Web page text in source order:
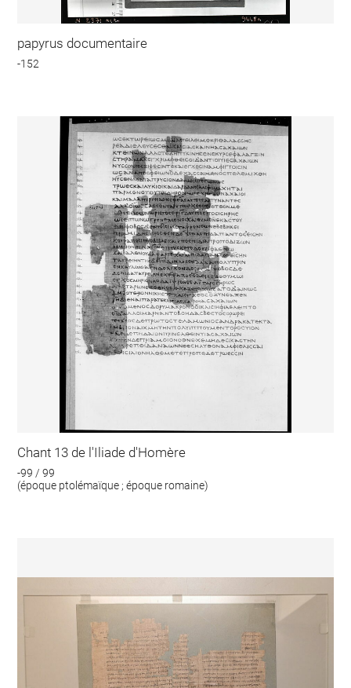
papyrus documentaire
-152
Chant 13 de l'Iliade d'Homère
-99 / 99
(époque ptolémaïque ; époque romaine)